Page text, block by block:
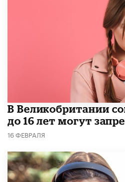
В Великобритании
до 16 лет могут
16 ФЕВРАЛЯ